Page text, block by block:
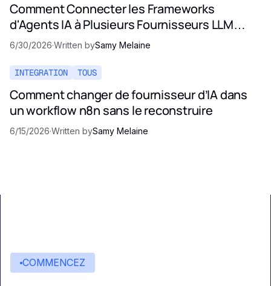
Comment Connecter les Frameworks
d'Agents IA à Plusieurs Fournisseurs LLM
(Guide 2026)
6/30/2026·Written bySamy Melaine
INTEGRATION TOUS
Comment changer de fournisseur d’IA dans
un workflow n8n sans le reconstruire
6/15/2026·Written bySamy Melaine
COMMENCEZ